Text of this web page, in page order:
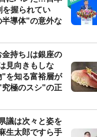
を握られてい
導体"の意外な
金持ち｣は銀座の
見向きもしな
を知る富裕層が
極のスシ"の正
議は次々と姿を
生太郎ですら手